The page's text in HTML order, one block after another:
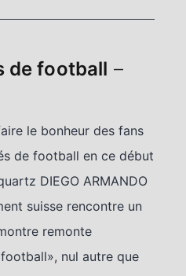
de football –
le bonheur des fans
de football en ce début
DIEGO ARMANDO
suisse rencontre un
remonte
nul autre que